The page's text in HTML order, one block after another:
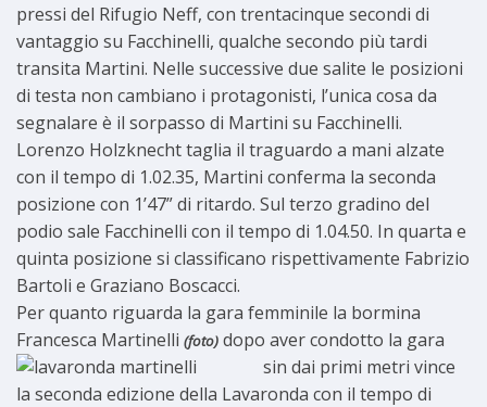
pressi del Rifugio Neff, con trentacinque secondi di
vantaggio su Facchinelli, qualche secondo più tardi
transita Martini. Nelle successive due salite le posizioni
di testa non cambiano i protagonisti, l’unica cosa da
segnalare è il sorpasso di Martini su Facchinelli.
Lorenzo Holzknecht taglia il traguardo a mani alzate
con il tempo di 1.02.35, Martini conferma la seconda
posizione con 1’47” di ritardo. Sul terzo gradino del
podio sale Facchinelli con il tempo di 1.04.50. In quarta e
quinta posizione si classificano rispettivamente Fabrizio
Bartoli e Graziano Boscacci.
Per quanto riguarda la gara femminile la bormina
Francesca Martinelli (foto) dopo aver condotto la gara
sin dai primi metri vince
la seconda edizione della Lavaronda con il tempo di